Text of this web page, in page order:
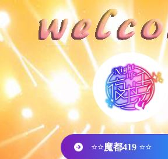
⭐⭐魔都419 ⭐⭐